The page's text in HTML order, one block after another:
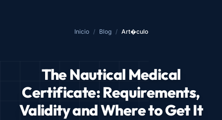
Inicio / Blog / Art�culo
The Nautical Medical
Certificate: Requirements,
Validity and Where to Get It